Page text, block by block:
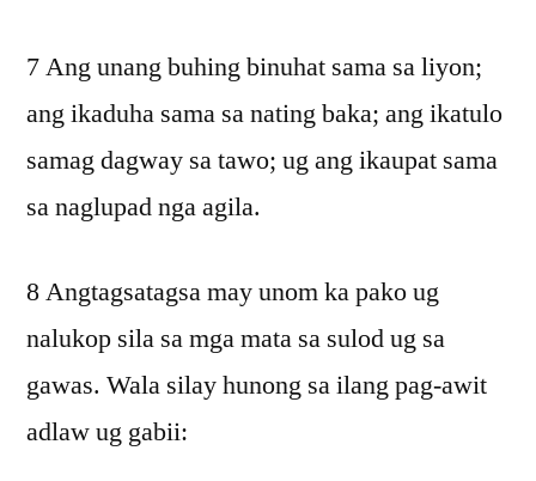
7 Ang unang buhing binuhat sama sa liyon;
ang ikaduha sama sa nating baka; ang ikatulo
samag dagway sa tawo; ug ang ikaupat sama
sa naglupad nga agila.
8 Angtagsatagsa may unom ka pako ug
nalukop sila sa mga mata sa sulod ug sa
gawas. Wala silay hunong sa ilang pag-awit
adlaw ug gabii: